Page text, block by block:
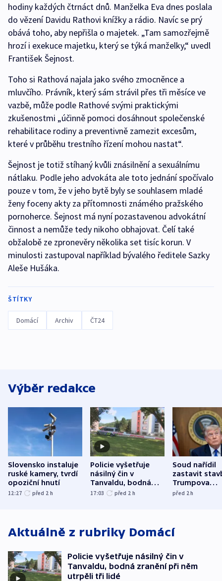
hodiny každých čtrnáct dnů. Manželka Eva dnes poslala
do vězení Davidu Rathovi knížky a rádio. Navíc se prý
obává toho, aby nepřišla o majetek. „Tam samozřejmě
hrozí i exekuce majetku, který se týká manželky,“ uvedl
František Šejnost.
Toho si Rathová najala jako svého zmocněnce a
mluvčího. Právník, který sám strávil přes tři měsíce ve
vazbě, může podle Rathové svými praktickými
zkušenostmi „účinně pomoci dosáhnout společenské
rehabilitace rodiny a preventivně zamezit excesům,
které v průběhu trestního řízení mohou nastat“.
Šejnost je totiž stíhaný kvůli znásilnění a sexuálnímu
nátlaku. Podle jeho advokáta ale toto jednání spočívalo
pouze v tom, že v jeho bytě byly se souhlasem mladé
ženy foceny akty za přítomnosti známého pražského
pornoherce. Šejnost má nyní pozastavenou advokátní
činnost a nemůže tedy nikoho obhajovat. Čelí také
obžalobě ze zpronevěry několika set tisíc korun. V
minulosti zastupoval například bývalého ředitele Sazky
Aleše Hušáka.
ŠTÍTKY
Domácí Archiv ČT24
Výběr redakce
Slovensko instaluje
ruské kamery, tvrdí
opoziční hnutí
12:27 před 2 h
Policie vyšetřuje
násilný čin v
Tanvaldu, bodná
zranění při něm
17:03 před 2 h
Soud nařídil
zastavit
Trumpova
tanečního
před 2h
Aktuálně z rubriky Domácí
Policie vyšetřuje násilný čin v
Tanvaldu, bodná zranění při něm
utrpěli tři lidé